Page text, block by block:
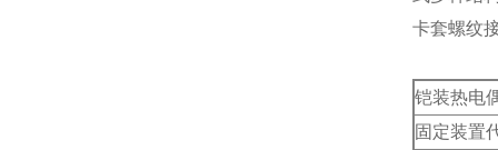
卡套螺纹
铠装热电
固定装置